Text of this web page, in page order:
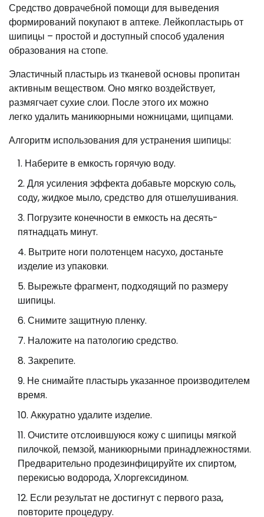
Средство доврачебной помощи для выведения
формирований покупают в аптеке. Лейкопластырь от
шипицы – простой и доступный способ удаления
образования на стопе.
Эластичный пластырь из тканевой основы пропитан
активным веществом. Оно мягко воздействует,
размягчает сухие слои. После этого их можно
легко удалить маникюрными ножницами, щипцами.
Алгоритм использования для устранения шипицы:
Наберите в емкость горячую воду.
Для усиления эффекта добавьте морскую соль,
соду, жидкое мыло, средство для отшелушивания.
Погрузите конечности в емкость на десять-
пятнадцать минут.
Вытрите ноги полотенцем насухо, достаньте
изделие из упаковки.
Вырежьте фрагмент, подходящий по размеру
шипицы.
Снимите защитную пленку.
Наложите на патологию средство.
Закрепите.
Не снимайте пластырь указанное производителем
время.
Аккуратно удалите изделие.
Очистите отслоившуюся кожу с шипицы мягкой
пилочкой, пемзой, маникюрными принадлежностями.
Предварительно продезинфицируйте их спиртом,
перекисью водорода, Хлоргексидином.
Если результат не достигнут с первого раза,
повторите процедуру.